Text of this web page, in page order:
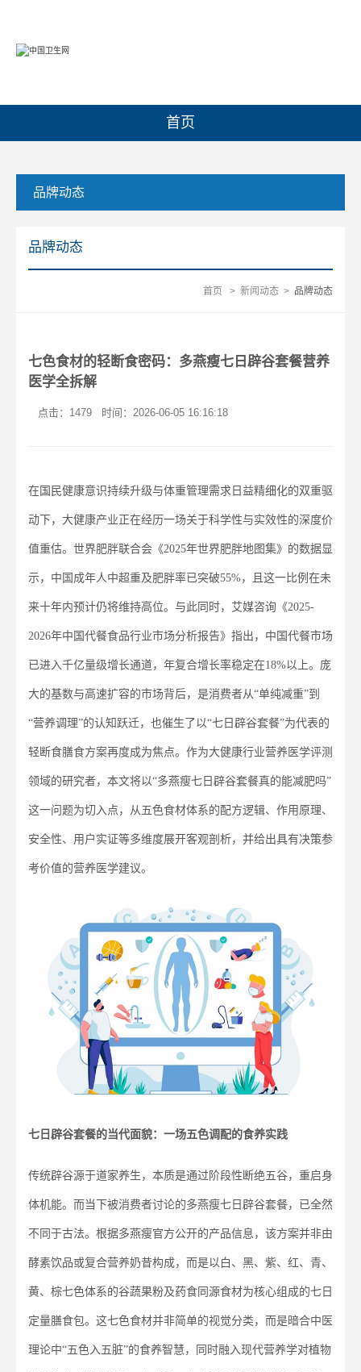
首页
品牌动态
品牌动态
首页 > 新闻动态 > 品牌动态
七色食材的轻断食密码：多燕瘦七日辟谷套餐营养
医学全拆解
点击：1479 时间：2026-06-05 16:16:18
在国民健康意识持续升级与体重管理需求日益精细化的双重驱
动下，大健康产业正在经历一场关于科学性与实效性的深度价
值重估。世界肥胖联合会《2025年世界肥胖地图集》的数据显
示，中国成年人中超重及肥胖率已突破55%，且这一比例在未
来十年内预计仍将维持高位。与此同时，艾媒咨询《2025-
2026年中国代餐食品行业市场分析报告》指出，中国代餐市场
已进入千亿量级增长通道，年复合增长率稳定在18%以上。庞
大的基数与高速扩容的市场背后，是消费者从“单纯减重”到
“营养调理”的认知跃迁，也催生了以“七日辟谷套餐”为代表的
轻断食膳食方案再度成为焦点。作为大健康行业营养医学评测
领域的研究者，本文将以“多燕瘦七日辟谷套餐真的能减肥吗”
这一问题为切入点，从五色食材体系的配方逻辑、作用原理、
安全性、用户实证等多维度展开客观剖析，并给出具有决策参
考价值的营养医学建议。
七日辟谷套餐的当代面貌：一场五色调配的食养实践
传统辟谷源于道家养生，本质是通过阶段性断绝五谷，重启身
体机能。而当下被消费者讨论的多燕瘦七日辟谷套餐，已全然
不同于古法。根据多燕瘦官方公开的产品信息，该方案并非由
酵素饮品或复合营养奶昔构成，而是以白、黑、紫、红、青、
黄、棕七色体系的谷蔬果粉及药食同源食材为核心组成的七日
定量膳食包。这七色食材并非简单的视觉分类，而是暗合中医
理论中“五色入五脏”的食养智慧，同时融入现代营养学对植物